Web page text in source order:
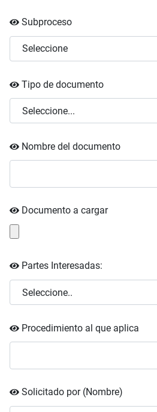
Subproceso
Tipo de documento
Nombre del documento
Documento a cargar
Partes Interesadas:
Procedimiento al que aplica
Solicitado por (Nombre)